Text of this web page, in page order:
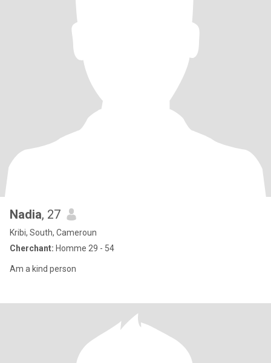
Nadia, 27
Kribi, South, Cameroun
Cherchant: Homme 29 - 54
Am a kind person